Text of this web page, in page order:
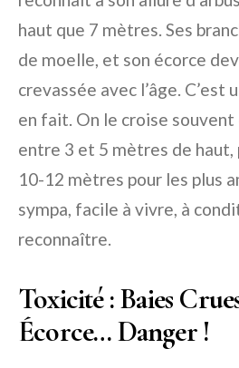
haut que 7 mètres. Ses
de moelle, et son écorce
crevassée avec l’âge. C’est
en fait. On le croise souvent
entre 3 et 5 mètres de haut,
10-12 mètres pour les plus
sympa, facile à vivre, à
reconnaître.
Toxicité : Baies
Écorce… Danger !